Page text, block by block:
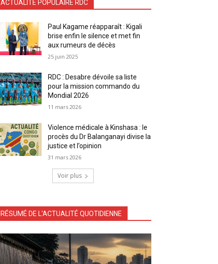
ACTUALITÉ POPULAIRE RDC
Paul Kagame réapparaît : Kigali
brise enfin le silence et met fin
aux rumeurs de décès
25 juin 2025
RDC : Desabre dévoile sa liste
pour la mission commando du
Mondial 2026
11 mars 2026
Violence médicale à Kinshasa : le
procès du Dr Balanganayi divise la
justice et l’opinion
31 mars 2026
Voir plus
RÉSUMÉ DE L'ACTUALITÉ QUOTIDIENNE